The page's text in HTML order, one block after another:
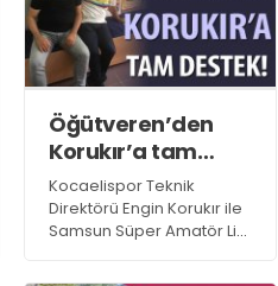
spor41
#
spor41
#kocaelispor
Öğütveren’den
Korukır’a tam
destek
Kocaelispor Teknik
Direktörü Engin Korukır ile
Samsun Süper Amatör Lig